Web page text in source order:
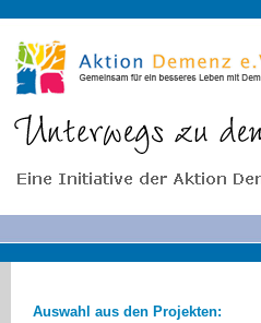
Auswahl aus den Projekten: